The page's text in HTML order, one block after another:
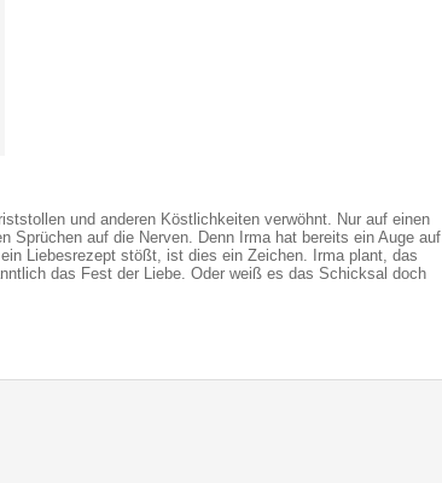
und anderen Köstlichkeiten verwöhnt. Nur auf einen
Sprüchen auf die Nerven. Denn Irma hat bereits ein Auge auf
Liebesrezept stößt, ist dies ein Zeichen. Irma plant, das
das Fest der Liebe. Oder weiß es das Schicksal doch